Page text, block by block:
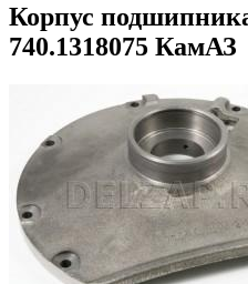
Корпус
740.1318075 КамАЗ